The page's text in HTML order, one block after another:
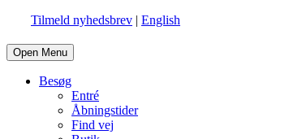
Tilmeld nyhedsbrev | English
Open Menu
Besøg
Entré
Åbningstider
Find vej